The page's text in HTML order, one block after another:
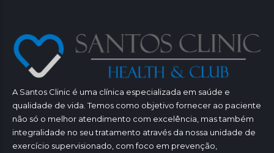
A Santos Clinic é uma clínica especializada em saúde e
qualidade de vida. Temos como objetivo fornecer ao paciente
não só o melhor atendimento com excelência, mas também
integralidade no seu tratamento através da nossa unidade de
exercício supervisionado, com foco em prevenção,